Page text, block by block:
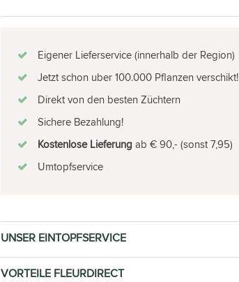
Eigener Lieferservice (innerhalb der Region)
Jetzt schon uber 100.000 Pflanzen verschikt!
Direkt von den besten Züchtern
Sichere Bezahlung!
Kostenlose Lieferung ab € 90,- (sonst 7,95)
Umtopfservice
UNSER EINTOPFSERVICE
VORTEILE FLEURDIRECT